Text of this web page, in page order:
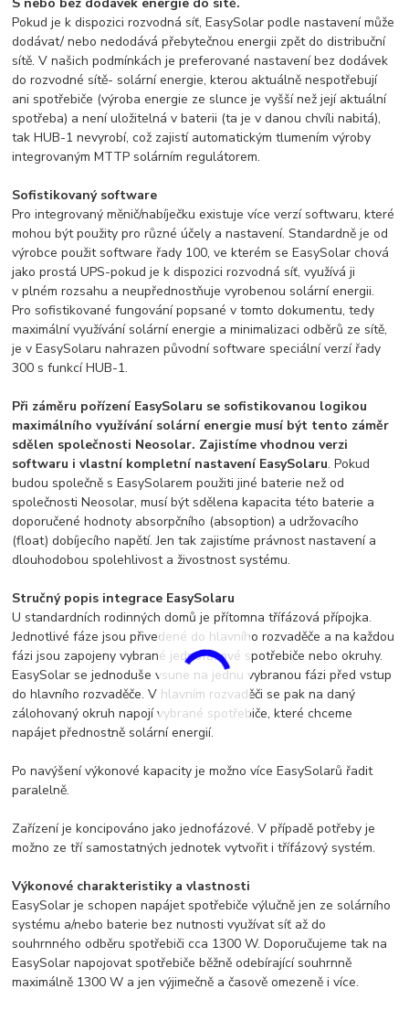
Pokud je k dispozici rozvodná síť, EasySolar podle nastavení může
dodávat/ nebo nedodává přebytečnou energii zpět do distribuční
sítě. V našich podmínkách je preferované nastavení bez dodávek
do rozvodné sítě- solární energie, kterou aktuálně nespotřebují
ani spotřebiče (výroba energie ze slunce je vyšší než její aktuální
spotřeba) a není uložitelná v baterii (ta je v danou chvíli nabitá),
tak HUB-1 nevyrobí, což zajistí automatickým tlumením výroby
integrovaným MTTP solárním regulátorem.
Sofistikovaný software
Pro integrovaný měnič/nabíječku existuje více verzí softwaru, které
mohou být použity pro různé účely a nastavení. Standardně je od
výrobce použit software řady 100, ve kterém se EasySolar chová
jako prostá UPS-pokud je k dispozici rozvodná síť, využívá ji
v plném rozsahu a neupřednostňuje vyrobenou solární energii.
Pro sofistikované fungování popsané v tomto dokumentu, tedy
maximální využívání solární energie a minimalizaci odběrů ze sítě,
je v EasySolaru nahrazen původní software speciální verzí řady
300 s funkcí HUB-1.
Při záměru pořízení EasySolaru se sofistikovanou logikou
maximálního využívání solární energie musí být tento záměr
sdělen společnosti Neosolar. Zajistíme vhodnou verzi
softwaru i vlastní kompletní nastavení EasySolaru. Pokud
budou společně s EasySolarem použiti jiné baterie než od
společnosti Neosolar, musí být sdělena kapacita této baterie a
doporučené hodnoty absorpčního (absoption) a udržovacího
(float) dobíjecího napětí. Jen tak zajistíme právnost nastavení a
dlouhodobou spolehlivost a živostnost systému.
Stručný popis integrace EasySolaru
U standardních rodinných domů je přítomna třífázová přípojka.
Jednotlivé fáze jsou přivedené do hlavního rozvaděče a na každou
fázi jsou zapojeny vybrané jednofázové spotřebiče nebo okruhy.
EasySolar se jednoduše vsune na jednu vybranou fázi před vstup
do hlavního rozvaděče. V hlavním rozvaděči se pak na daný
zálohovaný okruh napojí vybrané spotřebiče, které chceme
napájet přednostně solární energií.
Po navýšení výkonové kapacity je možno více EasySolarů řadit
paralelně.
Zařízení je koncipováno jako jednofázové. V případě potřeby je
možno ze tří samostatných jednotek vytvořit i třífázový systém.
Výkonové charakteristiky a vlastnosti
EasySolar je schopen napájet spotřebiče výlučně jen ze solárního
systému a/nebo baterie bez nutnosti využívat síť až do
souhrnného odběru spotřebiči cca 1300 W. Doporučujeme tak na
EasySolar napojovat spotřebiče běžně odebírající souhrnně
maximálně 1300 W a jen výjimečně a časově omezeně i více.